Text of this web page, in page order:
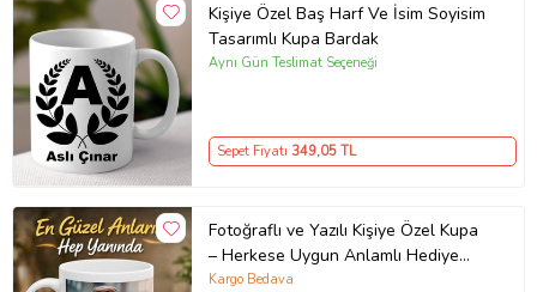
Kişiye Özel Baş Harf Ve İsim Soyisim
Tasarımlı Kupa Bardak
Aynı Gün Teslimat Seçeneği
Sepet Fiyatı 349,05 TL
Fotoğraflı ve Yazılı Kişiye Özel Kupa
– Herkese Uygun Anlamlı Hediye
Porselen Baskılı Kupa (Beyaz)
Kargo Bedava